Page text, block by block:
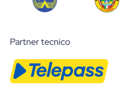
Partner tecnico